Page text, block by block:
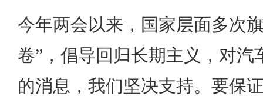
今年两会以来，国家层面多次
卷”，倡导回归长期主义，对汽
的消息，我们坚决支持。要保